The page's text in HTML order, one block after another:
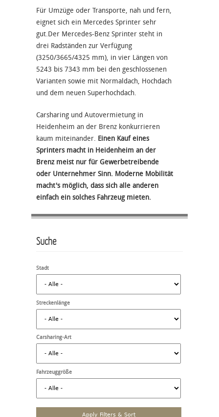
Für Umzüge oder Transporte, nah und fern,
eignet sich ein Mercedes Sprinter sehr
gut.Der Mercedes-Benz Sprinter steht in
drei Radständen zur Verfügung
(3250/3665/4325 mm), in vier Längen von
5243 bis 7343 mm bei den geschlossenen
Varianten sowie mit Normaldach, Hochdach
und dem neuen Superhochdach.
Carsharing und Autovermietung in
Heidenheim an der Brenz konkurrieren
kaum miteinander. Einen Kauf eines
Sprinters macht in Heidenheim an der
Brenz meist nur für Gewerbetreibende
oder Unternehmer Sinn. Moderne Mobilität
macht's möglich, dass sich alle anderen
einfach ein solches Fahrzeug mieten.
Suche
Stadt
Streckenlänge
Carsharing-Art
Fahrzeuggröße